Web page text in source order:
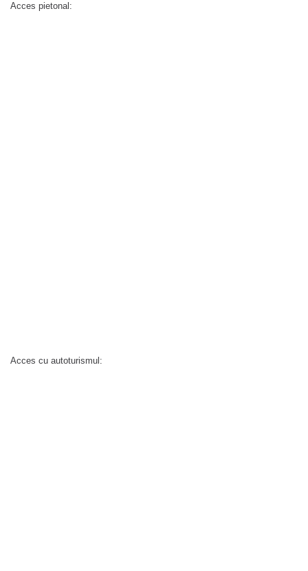
Acces pietonal:
Acces cu autoturismul: